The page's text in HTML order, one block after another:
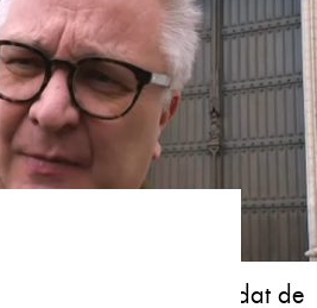
werd bevestigd dat de